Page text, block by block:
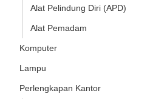
Alat Pelindung Diri (APD)
Alat Pemadam
Komputer
Lampu
Perlengkapan Kantor